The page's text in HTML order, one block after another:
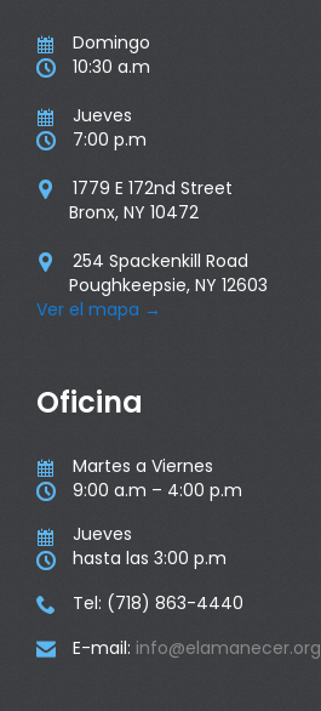
 Domingo
 10:30 a.m
 Jueves
 7:00 p.m

1779 E 172nd Street
Bronx, NY 10472

254 Spackenkill Road
Poughkeepsie, NY 12603
Ver el mapa →
Oficina
 Martes a Viernes
 9:00 a.m – 4:00 p.m
 Jueves
 hasta las 3:00 p.m
 Tel: (718) 863-4440
 E-mail: info@elamanecer.org